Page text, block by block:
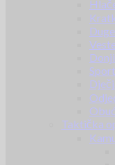
Taktička